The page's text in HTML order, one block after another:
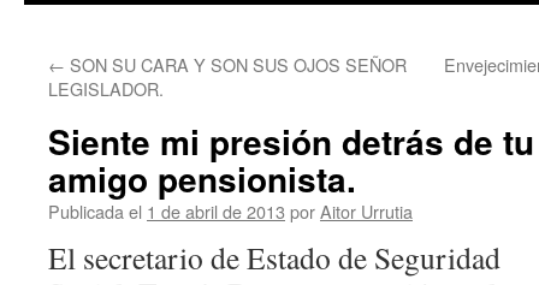
← SON SU CARA Y SON SUS OJOS SEÑOR
LEGISLADOR.
Siente mi presión detrás de
amigo pensionista.
Publicada el 1 de abril de 2013 porAitor Urrutia
El secretario de Estado de Seguridad